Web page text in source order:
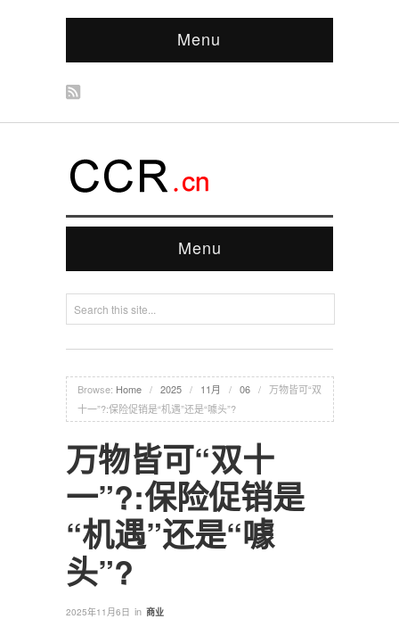
Menu
Menu
Browse: Home / 2025 / 11月 / 06 /
万物皆可“双
十一”?:保险促销是“机遇”还是“噱头”?
万物皆可“双十
一”?:保险促销是
“机遇”还是“噱
头”?
2025年11月6日 in 商业